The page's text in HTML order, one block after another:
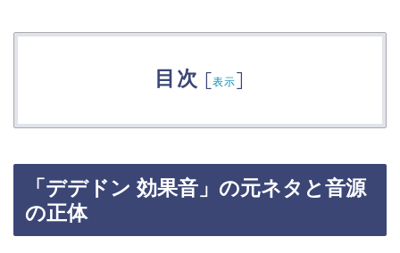
目次 [表示]
「デデドン 効果音」の元ネタと音源
の正体